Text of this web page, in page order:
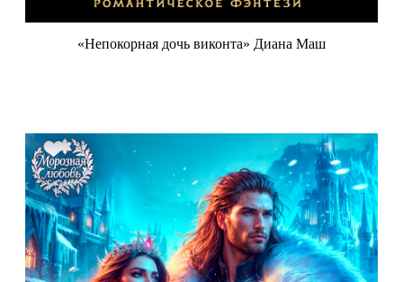
«Непокорная дочь виконта» Диана Маш